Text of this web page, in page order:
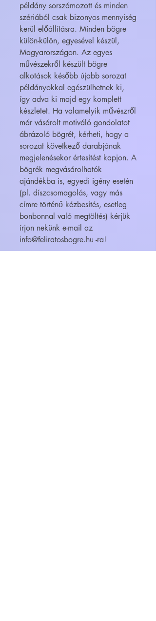
példány sorszámozott és minden
szériából csak bizonyos mennyiség
kerül előállításra. Minden bögre
külön-külön, egyesével készül,
Magyarországon. Az egyes
művészekről készült bögre
alkotások később újabb sorozat
példányokkal egészülhetnek ki,
így adva ki majd egy komplett
készletet. Ha valamelyik művészről
már vásárolt motiváló gondolatot
ábrázoló bögrét, kérheti, hogy a
sorozat következő darabjának
megjelenésekor értesítést kapjon. A
bögrék megvásárolhatók
ajándékba is, egyedi igény esetén
(pl. díszcsomagolás, vagy más
címre történő kézbesítés, esetleg
bonbonnal való megtöltés) kérjük
írjon nekünk e-mail az
info@feliratosbogre.hu -ra!